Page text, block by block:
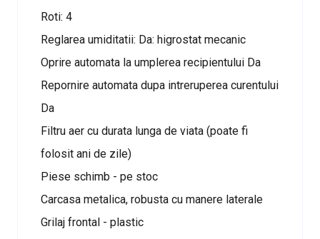
Roti: 4
Reglarea umiditatii: Da: higrostat mecanic
Oprire automata la umplerea recipientului Da
Repornire automata dupa intreruperea curentului
Da
Filtru aer cu durata lunga de viata (poate fi
folosit ani de zile)
Piese schimb - pe stoc
Carcasa metalica, robusta cu manere laterale
Grilaj frontal - plastic